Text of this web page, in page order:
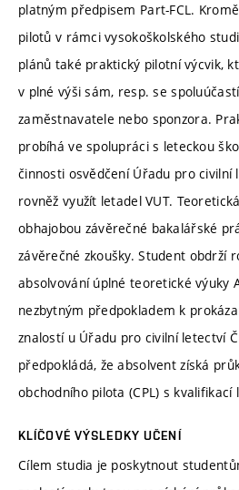
platným předpisem Part-FCL.
pilotů v rámci vysokoškolského
plánů také praktický pilotní výcvik,
v plné výši sám, resp. se
zaměstnavatele nebo sponzora.
probíhá ve spolupráci s leteckou
činnosti osvědčení Úřadu pro civilní
rovněž využít letadel VUT.
obhajobou závěrečné bakalářské
závěrečné zkoušky. Student obdrží
absolvování úplné teoretické výuky
nezbytným předpokladem k
znalostí u Úřadu pro civilní letectví
předpokládá, že absolvent získá
obchodního pilota (CPL) s
KLÍČOVÉ VÝSLEDKY UČENÍ
Cílem studia je poskytnout